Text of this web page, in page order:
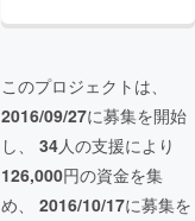
このプロジェクトは、
2016/09/27に募集を開始
し、 34人の支援により
126,000円の資金を集
め、 2016/10/17に募集を